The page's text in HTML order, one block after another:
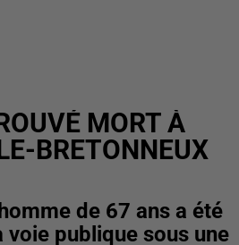
MORT À
BRETONNEUX
de 67 ans a été
publique sous une